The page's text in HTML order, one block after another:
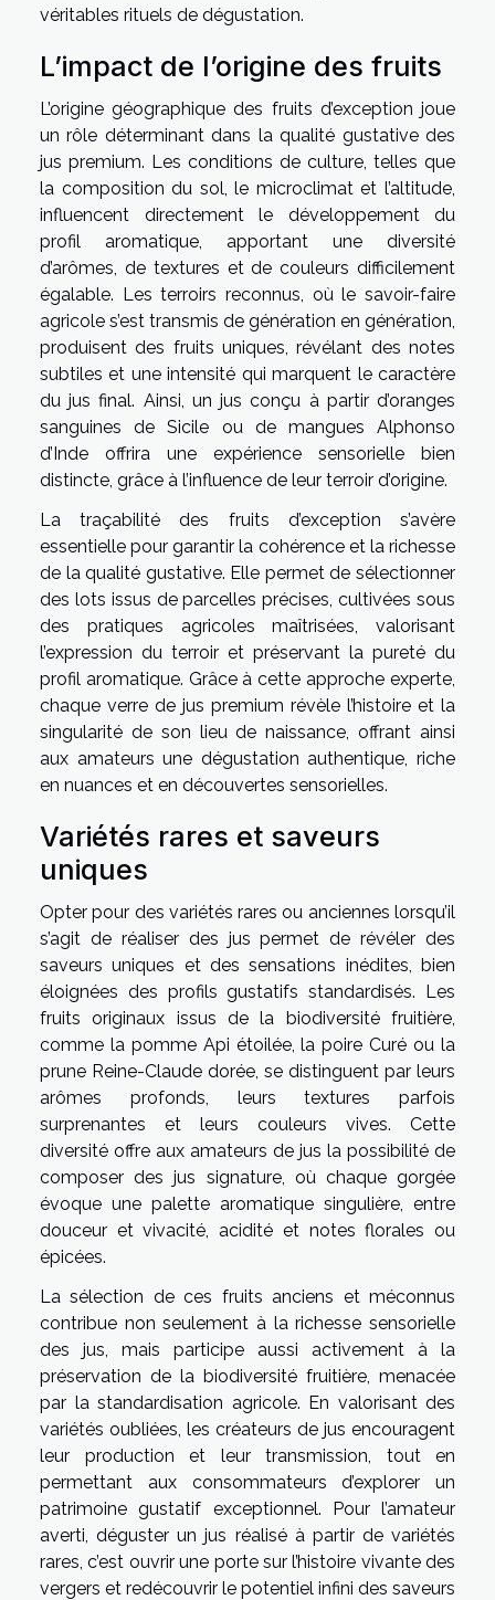
véritables rituels de dégustation.
L’impact de l’origine des fruits
L’origine géographique des fruits d’exception joue
un rôle déterminant dans la qualité gustative des
jus premium. Les conditions de culture, telles que
la composition du sol, le microclimat et l’altitude,
influencent directement le développement du
profil aromatique, apportant une diversité
d’arômes, de textures et de couleurs difficilement
égalable. Les terroirs reconnus, où le savoir-faire
agricole s’est transmis de génération en génération,
produisent des fruits uniques, révélant des notes
subtiles et une intensité qui marquent le caractère
du jus final. Ainsi, un jus conçu à partir d’oranges
sanguines de Sicile ou de mangues Alphonso
d’Inde offrira une expérience sensorielle bien
distincte, grâce à l’influence de leur terroir d’origine.
La traçabilité des fruits d’exception s’avère
essentielle pour garantir la cohérence et la richesse
de la qualité gustative. Elle permet de sélectionner
des lots issus de parcelles précises, cultivées sous
des pratiques agricoles maîtrisées, valorisant
l’expression du terroir et préservant la pureté du
profil aromatique. Grâce à cette approche experte,
chaque verre de jus premium révèle l’histoire et la
singularité de son lieu de naissance, offrant ainsi
aux amateurs une dégustation authentique, riche
en nuances et en découvertes sensorielles.
Variétés rares et saveurs
uniques
Opter pour des variétés rares ou anciennes lorsqu’il
s’agit de réaliser des jus permet de révéler des
saveurs uniques et des sensations inédites, bien
éloignées des profils gustatifs standardisés. Les
fruits originaux issus de la biodiversité fruitière,
comme la pomme Api étoilée, la poire Curé ou la
prune Reine-Claude dorée, se distinguent par leurs
arômes profonds, leurs textures parfois
surprenantes et leurs couleurs vives. Cette
diversité offre aux amateurs de jus la possibilité de
composer des jus signature, où chaque gorgée
évoque une palette aromatique singulière, entre
douceur et vivacité, acidité et notes florales ou
épicées.
La sélection de ces fruits anciens et méconnus
contribue non seulement à la richesse sensorielle
des jus, mais participe aussi activement à la
préservation de la biodiversité fruitière, menacée
par la standardisation agricole. En valorisant des
variétés oubliées, les créateurs de jus encouragent
leur production et leur transmission, tout en
permettant aux consommateurs d’explorer un
patrimoine gustatif exceptionnel. Pour l’amateur
averti, déguster un jus réalisé à partir de variétés
rares, c’est ouvrir une porte sur l’histoire vivante des
vergers et redécouvrir le potentiel infini des saveurs